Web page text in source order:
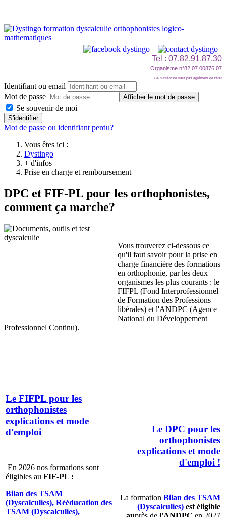
Tel : 07.82.91.87.30
Organisme n°82 07 00876 07
Ce numéro ne vaut pas agrément de l'état
Identifiant ou email
Mot de passe
Afficher le mot de passe
Se souvenir de moi
S'identifier
Mot de passe ou identifiant perdu?
Vous êtes ici :
Dystingo
+ d'infos
Prise en charge et remboursement
DPC et FIF-PL pour les orthophonistes,
comment ça marche?
Vous trouverez ci-dessous ce
qu'il faut savoir pour la prise en
charge financière des formations
en orthophonie, par les deux
organismes les plus courants : le
FIFPL (Fond Interprofessionnel
de Formation des Professions
libérales) et l'ANDPC (Agence
National du Développement
Professionnel Continu).
Le FIFPL pour les
orthophonistes
explications et mode
d'emploi
En 2026 nos formations sont
éligibles au FIF-PL :
Bilan des TSAM
(Dyscalculies), Rééducation des
TSAM (Dyscalculies),
Le DPC pour les
orthophonistes
explications et mode
d'emploi !
La formation Bilan des TSAM
(Dyscalculies) est éligible